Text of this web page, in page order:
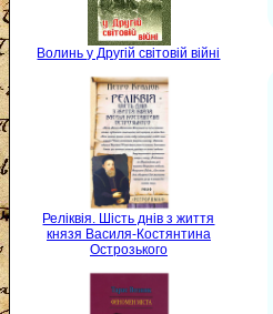
Волинь у Другій світовій війні
Реліквія. Шість днів з життя
князя Василя-Костянтина
Острозького